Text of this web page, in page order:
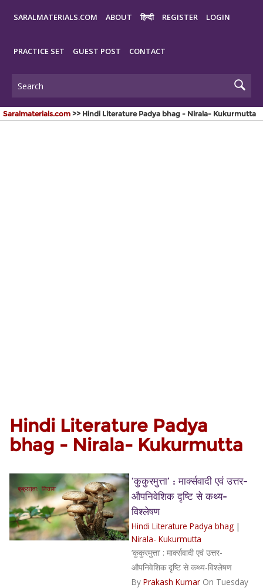
SARALMATERIALS.COM ABOUT हिन्दी REGISTER LOGIN
PRACTICE SET GUEST POST CONTACT
Saralmaterials.com >> Hindi Literature Padya bhag - Nirala- Kukurmutta
Hindi Literature Padya
bhag - Nirala- Kukurmutta
‘कुकुरमुत्ता’ : मार्क्सवादी एवं उत्तर-
औपनिवेशिक दृष्टि से कथ्य-
विश्लेषण
Hindi Literature Padya bhag|
Nirala- Kukurmutta
‘कुकुरमुत्ता’ : मार्क्सवादी एवं उत्तर-
औपनिवेशिक दृष्टि से कथ्य-विश्लेषण
By Prakash KumarOn Tuesday